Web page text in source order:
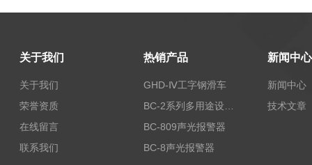
关于我们
关于我们
荣誉资质
在线留言
联系我们
热销产品
GHD-Ⅳ工字钢滑车
BC-809声光报警器
BC-8声光报警器
新闻中心
新闻中心
技术文章